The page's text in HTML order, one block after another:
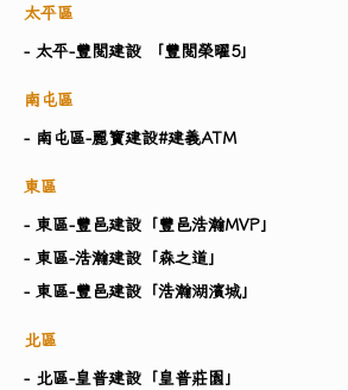
太平區
- 太平-豐閱建設 「豐閱榮曜5」
南屯區
- 南屯區-麗寶建設#建義ATM
東區
- 東區-豐邑建設「豐邑浩瀚MVP」
- 東區-浩瀚建設「森之道」
- 東區-豐邑建設「浩瀚湖濱城」
北區
- 北區-皇普建設「皇普莊園」